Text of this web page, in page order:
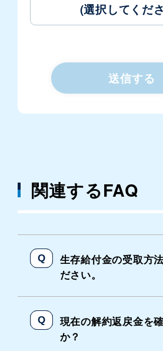
(選択してくだ
送信する
関連するFAQ
生存給付金の受取方
ださい。
現在の解約返戻金を
か？